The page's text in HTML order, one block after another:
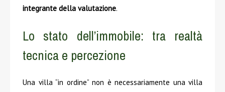
integrante della valutazione.
Lo stato dell’immobile: tra realtà
tecnica e percezione
Una villa “in ordine” non è necessariamente una villa